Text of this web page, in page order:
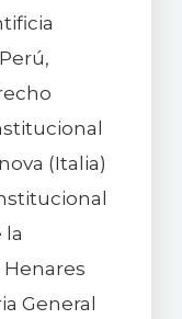
(Italia)
la
General